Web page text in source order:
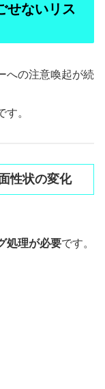
せないリス
への注意喚起が続
。
性状の変化
処理が必要です。